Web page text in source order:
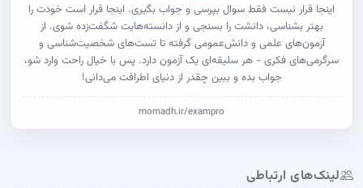
اینجا قرار نیست فقط سوال بپرسی و جواب بگیری. اینجا قرار است خودت را
بهتر بشناسی، دانشت را بسنجی و از دانسته‌هایت شگفت‌زده شوی. از
آزمون‌های علمی و دانش‌عمومی گرفته تا تست‌های شخصیت‌شناسی و
سرگرمی‌های فکری - هر سلیقه‌ای یک آزمون دارد. پس با خیال راحت وارد شو،
جواب بده و ببین چقدر از دنیای اطرافت می‌دانی!
momadh.ir/exampro
لینک‌های ارتباطی